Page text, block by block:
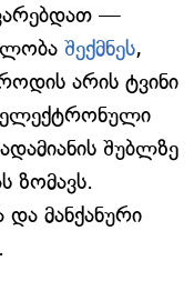
—
შექმნეს,
არის ტვინი
შუბლზე
ზომავს.
მანქანური